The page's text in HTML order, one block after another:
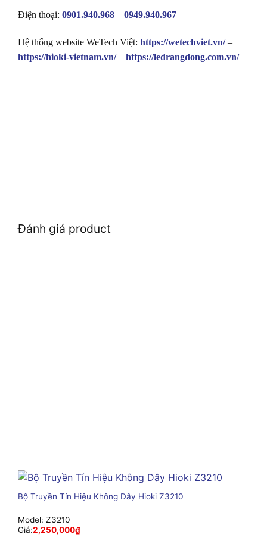
Điện thoại: 0901.940.968 – 0949.940.967
Hệ thống website WeTech Việt: https://wetechviet.vn/–
https://hioki-vietnam.vn/– https://ledrangdong.com.vn/
Đánh giá product
Bộ Truyền Tín Hiệu Không Dây Hioki Z3210
Model: Z3210
Giá:2,250,000₫